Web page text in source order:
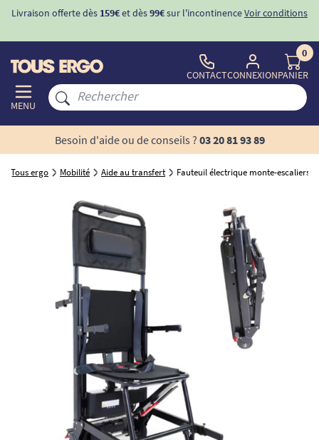
Livraison offerte dès 159€et dès99€sur l'incontinenceVoir conditions
MENU
CONTACTCONNEXION
0
PANIER
Besoin d'aide ou de conseils ? 03 20 81 93 89
Tous ergo Mobilité Aide au transfert Fauteuil électrique monte-escaliers